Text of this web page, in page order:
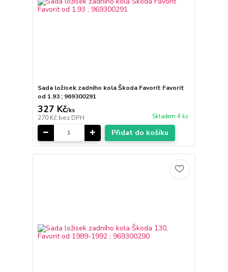
Sada ložisek zadního kola Škoda Favorit Favorit
od 1.93 ; 969300291
327 Kč/ks
270 Kč bez DPH Skladem 4 ks
Přidat do košíku